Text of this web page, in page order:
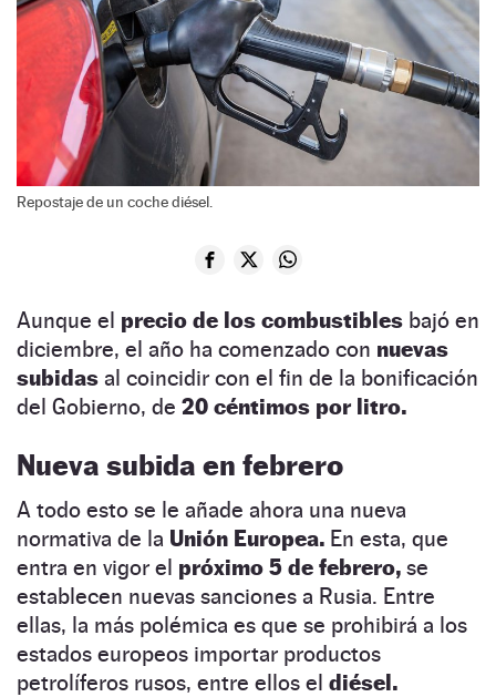
Repostaje de un coche diésel.
Aunque el precio de los combustibles bajó en
diciembre, el año ha comenzado con nuevas
subidas al coincidir con el fin de la bonificación
del Gobierno, de 20 céntimos por litro.
Nueva subida en febrero
A todo esto se le añade ahora una nueva
normativa de la Unión Europea. En esta, que
entra en vigor el próximo 5 de febrero, se
establecen nuevas sanciones a Rusia. Entre
ellas, la más polémica es que se prohibirá a los
estados europeos importar productos
petrolíferos rusos, entre ellos el diésel.